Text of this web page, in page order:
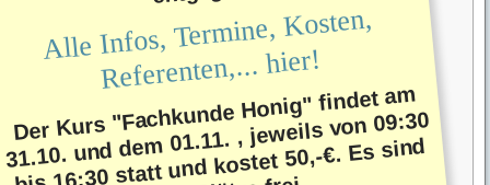
Alle Infos, Termine, Kosten,
Referenten,... hier!
Der Kurs "Fachkunde Honig" findet am
31.10. und dem 01.11. , jeweils von 09:30
bis 16:30 statt und kostet 50,-€. Es sind